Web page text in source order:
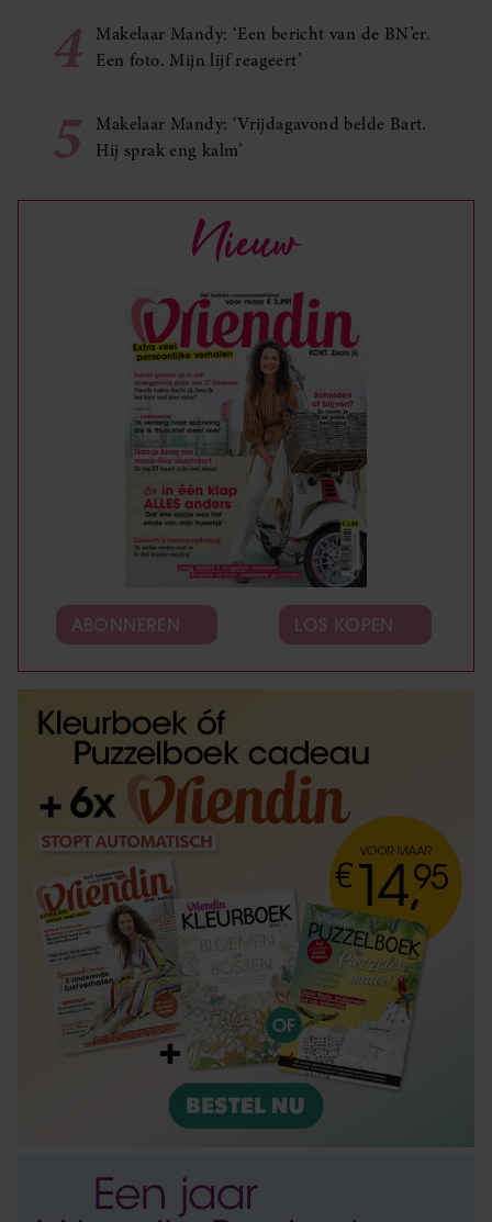
4
Makelaar Mandy: ‘Een bericht van de BN’er.
Een foto. Mijn lijf reageert’
5
Makelaar Mandy: ‘Vrijdagavond belde Bart.
Hij sprak eng kalm’
Nieuw
ABONNEREN LOS KOPEN